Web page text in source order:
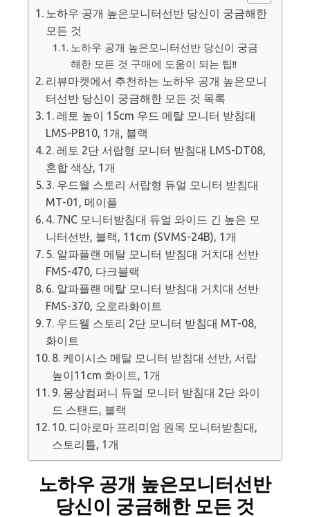
노하우 공개 높은모니터선반 당신이 궁금해한
모든 것
노하우 공개 높은모니터선반 당신이 궁금
해한 모든 것 구매에 도움이 되는 팁!!
리뷰마켓에서 추천하는 노하우 공개 높은모니
터선반 당신이 궁금해한 모든 것 목록
1. 레토 높이 15cm 우드 메탈 모니터 받침대
LMS-PB10, 1개, 블랙
2. 레토 2단 서랍형 모니터 받침대 LMS-DT08,
혼합 색상, 1개
3. 우드웰 스토리 서랍형 듀얼 모니터 받침대
MT-01, 메이플
4. 7NC 모니터받침대 듀얼 와이드 긴 높은 모
니터선반, 블랙, 11cm (SVMS-24B), 1개
5. 알파플랜 메탈 모니터 받침대 거치대 선반
FMS-470, 다크블랙
6. 알파플랜 메탈 모니터 받침대 거치대 선반
FMS-370, 오로라화이트
7. 우드웰 스토리 2단 모니터 받침대 MT-08,
화이트
8. 케이시스 메탈 모니터 받침대 선반, 서랍
높이11cm 화이트, 1개
9. 몽상컴퍼니 듀얼 모니터 받침대 2단 와이
드 스탠드, 블랙
10. 디아로마 프리미엄 원목 모니터받침대,
스토리틀, 1개
노하우 공개 높은모니터선반
당신이 궁금해한 모든 것